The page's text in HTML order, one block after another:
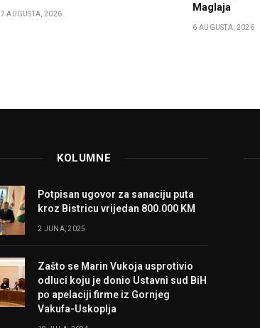
7 AUGUSTA, 2026
Maglaja
6 AUGUSTA, 2026
KOLUMNE
Potpisan ugovor za sanaciju puta
kroz Bistricu vrijedan 800.000 KM
2 JUNA, 2025
Zašto se Marin Vukoja usprotivio
odluci koju je donio Ustavni sud BiH
po apelaciji firme iz Gornjeg
Vakufa-Uskoplja